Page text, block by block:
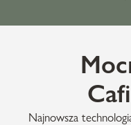
Najnowsza